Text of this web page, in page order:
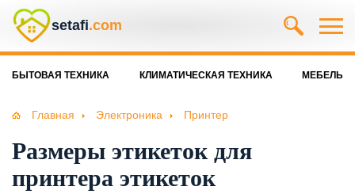
setafi.com
БЫТОВАЯ ТЕХНИКА КЛИМАТИЧЕСКАЯ ТЕХНИКА МЕБЕЛЬ
Главная Электроника Принтер
Размеры этикеток для
принтера этикеток